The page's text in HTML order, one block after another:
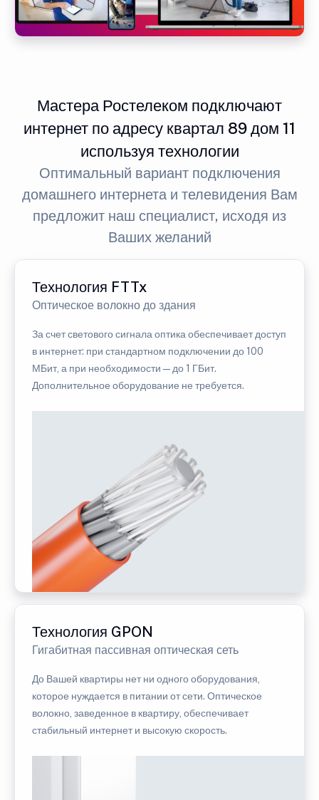
Мастера Ростелеком подключают
интернет по адресу квартал 89 дом 11
используя технологии
Оптимальный вариант подключения
домашнего интернета и телевидения Вам
предложит наш специалист, исходя из
Ваших желаний
Технология FTTx
Оптическое волокно до здания
За счет светового сигнала оптика обеспечивает доступ
в интернет: при стандартном подключении до 100
МБит, а при необходимости — до 1 ГБит.
Дополнительное оборудование не требуется.
Технология GPON
Гигабитная пассивная оптическая сеть
До Вашей квартиры нет ни одного оборудования,
которое нуждается в питании от сети. Оптическое
волокно, заведенное в квартиру, обеспечивает
стабильный интернет и высокую скорость.